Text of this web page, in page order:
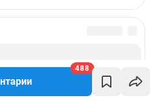
488